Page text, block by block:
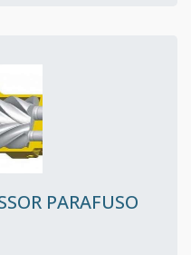
PARAFUSO